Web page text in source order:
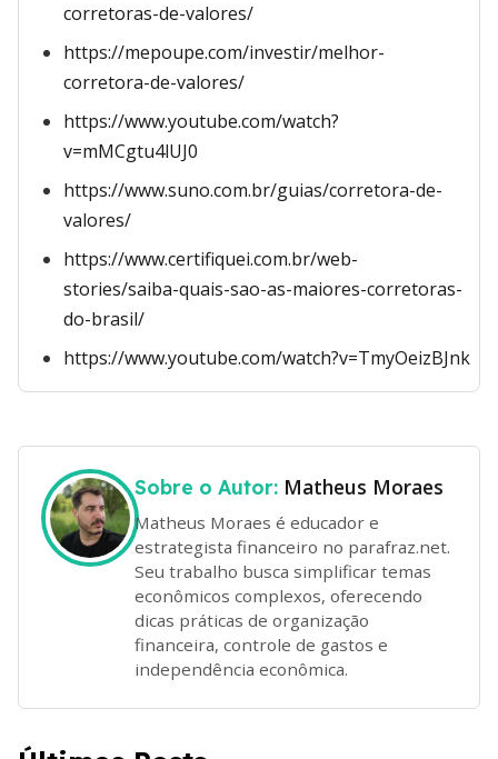
corretoras-de-valores/
https://mepoupe.com/investir/melhor-
corretora-de-valores/
https://www.youtube.com/watch?
v=mMCgtu4lUJ0
https://www.suno.com.br/guias/corretora-de-
valores/
https://www.certifiquei.com.br/web-
stories/saiba-quais-sao-as-maiores-corretoras-
do-brasil/
https://www.youtube.com/watch?v=TmyOeizBJnk
Sobre o Autor: Matheus Moraes
Matheus Moraes é educador e
estrategista financeiro no parafraz.net.
Seu trabalho busca simplificar temas
econômicos complexos, oferecendo
dicas práticas de organização
financeira, controle de gastos e
independência econômica.